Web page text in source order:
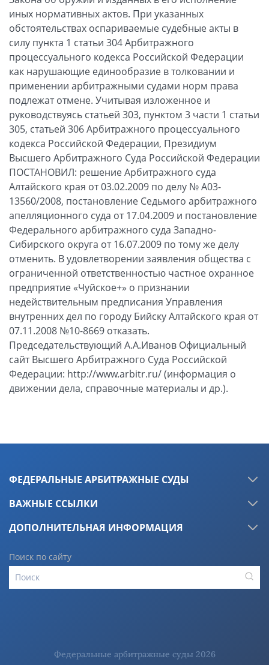
иных нормативных актов. При указанных
обстоятельствах оспариваемые судебные акты в
силу пункта 1 статьи 304 Арбитражного
процессуального кодекса Российской Федерации
как нарушающие единообразие в толковании и
применении арбитражными судами норм права
подлежат отмене. Учитывая изложенное и
руководствуясь статьей 303, пунктом 3 части 1 статьи
305, статьей 306 Арбитражного процессуального
кодекса Российской Федерации, Президиум
Высшего Арбитражного Суда Российской Федерации
ПОСТАНОВИЛ: решение Арбитражного суда
Алтайского края от 03.02.2009 по делу № А03-
13560/2008, постановление Седьмого арбитражного
апелляционного суда от 17.04.2009 и постановление
Федерального арбитражного суда Западно-
Сибирского округа от 16.07.2009 по тому же делу
отменить. В удовлетворении заявления общества с
ограниченной ответственностью частное охранное
предприятие «Чуйское+» о признании
недействительным предписания Управления
внутренних дел по городу Бийску Алтайского края от
07.11.2008 №10-8669 отказать.
Председательствующий А.А.Иванов Официальный
сайт Высшего Арбитражного Суда Российской
Федерации: http://www.arbitr.ru/ (информация о
движении дела, справочные материалы и др.).
ФЕДЕРАЛЬНЫЕ АРБИТРАЖНЫЕ СУДЫ
ВАЖНЫЕ ССЫЛКИ
ДОПОЛНИТЕЛЬНАЯ ИНФОРМАЦИЯ
Поиск по сайту
Федеральные арбитражные суды 2026